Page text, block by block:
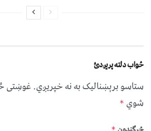
ځواب دلته پرېږدئ
ستاسو برېښناليک به نه خپريږي.غوښتى
شوي *